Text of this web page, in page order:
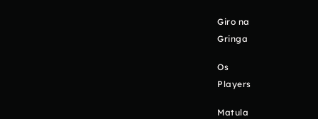
Giro na
Gringa
Os
Players
Matula